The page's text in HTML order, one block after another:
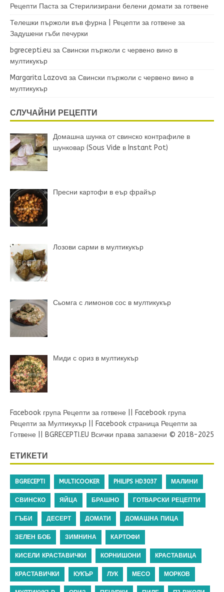
Рецепти Паста за Стерилизирани белени домати за готвене
Телешки пържоли във фурна | Рецепти за готвене за
Задушени гъби печурки
bgrecepti.eu за Свински пържоли с червено вино в
мултикукър
Margarita Lazova за Свински пържоли с червено вино в
мултикукър
СЛУЧАЙНИ РЕЦЕПТИ
Домашна шунка от свинско контрафиле в
шунковар (Sous Vide в Instant Pot)
Пресни картофи в еър фрайър
Лозови сарми в мултикукър
Сьомга с лимонов сос в мултикукър
Миди с ориз в мултикукър
Facebook група Рецепти за готвене
Facebook група
Рецепти за Мултикукър
Facebook страница Рецепти за
Готвене
BGRECEPTI.EU Всички права запазени © 2018-2025
ЕТИКЕТИ
BGRECEPTI MULTICOOKER PHILIPS HD3037 МАЛИНИ
СВИНСКО ЯЙЦА БРАШНО ГОТВАРСКИ РЕЦЕПТИ
ГЪБИ ДЕСЕРТ ДОМАТИ ДОМАШНА ПИЦА
ЗЕЛЕН БОБ ЗИМНИНА КАРТОФИ
КИСЕЛИ КРАСТАВИЧКИ КОРНИШОНИ КРАСТАВИЦА
КРАСТАВИЧКИ КУКЪР ЛУК МЕСО МОРКОВ